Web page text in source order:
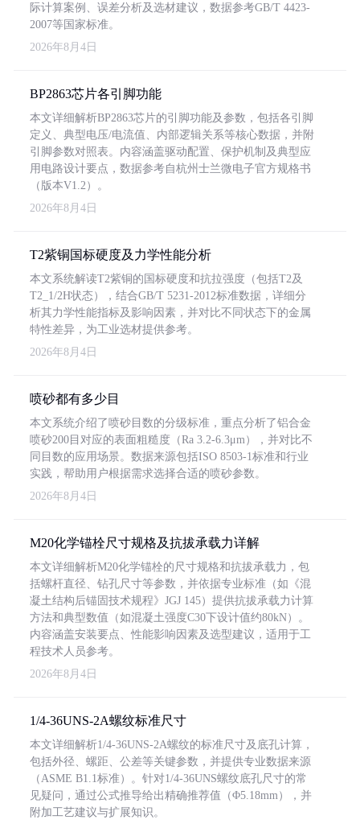
际计算案例、误差分析及选材建议，数据参考GB/T 4423-
2007等国家标准。
2026年8月4日
BP2863芯片各引脚功能
本文详细解析BP2863芯片的引脚功能及参数，包括各引脚
定义、典型电压/电流值、内部逻辑关系等核心数据，并附
引脚参数对照表。内容涵盖驱动配置、保护机制及典型应
用电路设计要点，数据参考自杭州士兰微电子官方规格书
（版本V1.2）。
2026年8月4日
T2紫铜国标硬度及力学性能分析
本文系统解读T2紫铜的国标硬度和抗拉强度（包括T2及
T2_1/2H状态），结合GB/T 5231-2012标准数据，详细分
析其力学性能指标及影响因素，并对比不同状态下的金属
特性差异，为工业选材提供参考。
2026年8月4日
喷砂都有多少目
本文系统介绍了喷砂目数的分级标准，重点分析了铝合金
喷砂200目对应的表面粗糙度（Ra 3.2-6.3μm），并对比不
同目数的应用场景。数据来源包括ISO 8503-1标准和行业
实践，帮助用户根据需求选择合适的喷砂参数。
2026年8月4日
M20化学锚栓尺寸规格及抗拔承载力详解
本文详细解析M20化学锚栓的尺寸规格和抗拔承载力，包
括螺杆直径、钻孔尺寸等参数，并依据专业标准（如《混
凝土结构后锚固技术规程》JGJ 145）提供抗拔承载力计算
方法和典型数值（如混凝土强度C30下设计值约80kN）。
内容涵盖安装要点、性能影响因素及选型建议，适用于工
程技术人员参考。
2026年8月4日
1/4-36UNS-2A螺纹标准尺寸
本文详细解析1/4-36UNS-2A螺纹的标准尺寸及底孔计算，
包括外径、螺距、公差等关键参数，并提供专业数据来源
（ASME B1.1标准）。针对1/4-36UNS螺纹底孔尺寸的常
见疑问，通过公式推导给出精确推荐值（Φ5.18mm），并
附加工艺建议与扩展知识。